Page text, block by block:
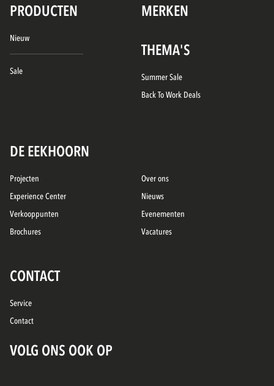
PRODUCTEN MERKEN
Nieuw
Sale
THEMA'S
Summer Sale
Back To Work Deals
DE EEKHOORN
Projecten
Experience Center
Verkooppunten
Brochures
Over ons
Nieuws
Evenementen
Vacatures
CONTACT
Service
Contact
VOLG ONS OOK OP